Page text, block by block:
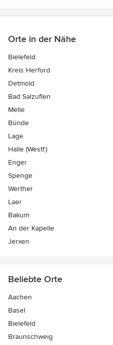
Orte in der Nähe
Bielefeld
Kreis Herford
Detmold
Bad Salzuflen
Melle
Bünde
Lage
Halle (Westf.)
Enger
Spenge
Werther
Laer
Bakum
An der Kapelle
Jerxen
Beliebte Orte
Aachen
Basel
Bielefeld
Braunschweig